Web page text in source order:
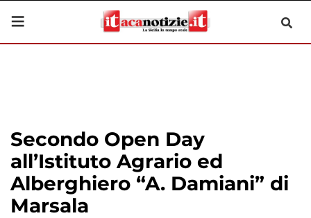
Secondo Open Day
all’Istituto Agrario ed
Alberghiero “A. Damiani” di
Marsala